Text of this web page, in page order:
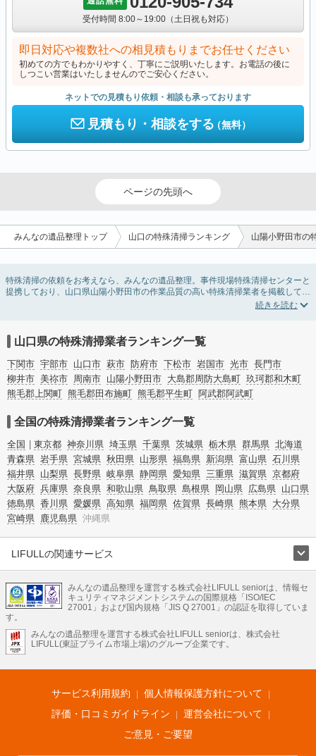
受付時間 8:00～19:00（土日祝も対応）
即日対応や複数社への相見積もりまでお任せください
初めての方でもわかりやすく、丁寧にご説明いたします。お電話の後に
しつこい営業はいたしませんのでご安心ください。
ネットでの見積もり依頼・相談も承っております
見積もり・相談をする（無料）
ページの先頭へ
みんなの遺品整理トップ 山口の特殊清掃ランキング 山陽小野田市の
特殊清掃の依頼をお考えなら、みんなの遺品整理。事件現場特殊清掃センターと
提携しており、山口県山陽小野田市の作業品質の高い特殊清掃業者を掲載してい
ます。孤独死・孤立死に伴う不用品の処分・回収・引き取りから、事件・事故・
合はリフォームによる原状回復・オゾン脱臭機による腐敗臭などの臭いの脱臭・
消臭サービスなど絞り込み条件を利用し検索してみましょう。
また故人のご遺族だけでなく不動産管理会社様やオーナー様(賃貸家主様)、行政
のご担当者様でも相談できます。
山口県の特殊清掃業者ランキング一覧
下関市 宇部市 山口市 萩市 防府市 下松市 岩国市 光市 長門市
柳井市 美祢市 周南市 山陽小野田市 大島郡周防大島町 玖珂郡和木町
熊毛郡上関町 熊毛郡田布施町 熊毛郡平生町 阿武郡阿武町
全国の特殊清掃業者ランキング一覧
全国 東京都 神奈川県 埼玉県 千葉県 茨城県 栃木県 群馬県 北海道
青森県 岩手県 宮城県 秋田県 山形県 福島県 新潟県 富山県 石川県
福井県 山梨県 長野県 岐阜県 静岡県 愛知県 三重県 滋賀県 京都府
大阪府 兵庫県 奈良県 和歌山県 鳥取県 島根県 岡山県 広島県 山口県
徳島県 香川県 愛媛県 高知県 福岡県 佐賀県 長崎県 熊本県 大分県
宮崎県 鹿児島県 沖縄県
LIFULLの関連サービス
不動産・住宅
引越し 老人ホーム 地方創生 ママの就労支援
不動産クラウドファンディング 遺品整理 老後の暮らし情報
LIFULL HOME'Sのサービス
不動産・住宅
不動産査定 マンション専門売却査定 不動産投資 アドバイザー
不動産アーカイブ
空き家バンク 家賃相場 不動産会社
まちむすび
不動産用語集 住まいのお役立ち情報
LIFULL HOME'S PRESS
アプリ 不動産データ 不動産転職
みんなの遺品整理を運営する株式会社LIFULL seniorは、情報セ
キュリティマネジメントシステムの国際規格「ISO/IEC
27001」および国内規格「JIS Q 27001」の認証を取得していま
す。
みんなの遺品整理を運営する株式会社LIFULL seniorは、株式会社
LIFULL(東証プライム市場上場)のグループ企業です。
サービス利用規約
個人情報保護方針について
評価・口コミガイドライン
運営会社について
ご意見・ご要望